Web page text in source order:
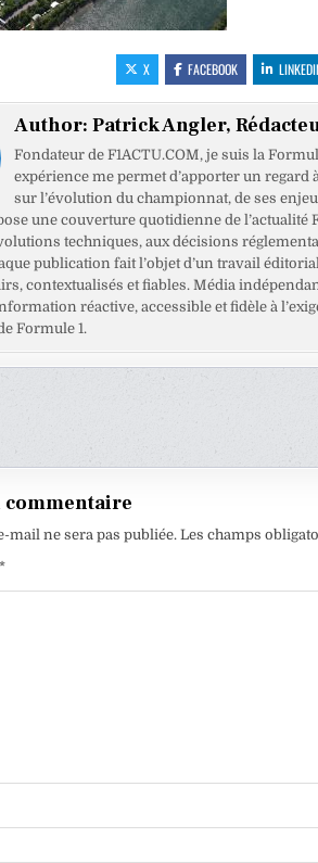
X FACEBOOK
Author: Patrick Angler,
Fondateur de F1ACTU.COM, je suis la
expérience me permet d’apporter un regard
sur l’évolution du championnat, de ses
une couverture quotidienne de l’actualité
techniques, aux décisions
publication fait l’objet d’un travail
contextualisés et fiables. Média
réactive, accessible et fidèle à
Formule 1.
commentaire
mail ne sera pas publiée. Les champs
*